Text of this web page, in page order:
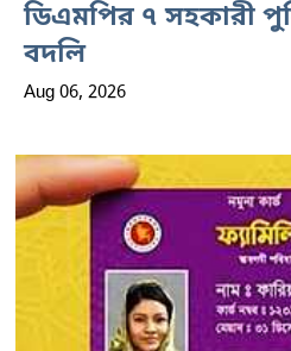
ডিএমপির ৭ সহকারী
বদলি
Aug 06, 2026